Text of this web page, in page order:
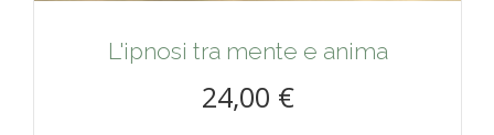
L'ipnosi tra mente e anima
24,00 €